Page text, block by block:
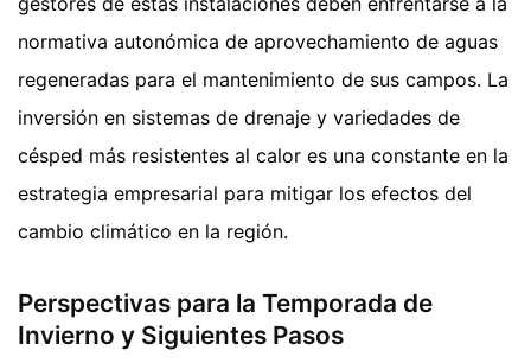
normativa autonómica de aprovechamiento de aguas
regeneradas para el mantenimiento de sus campos. La
inversión en sistemas de drenaje y variedades de
césped más resistentes al calor es una constante en la
estrategia empresarial para mitigar los efectos del
cambio climático en la región.
Perspectivas para la Temporada de
Invierno y Siguientes Pasos